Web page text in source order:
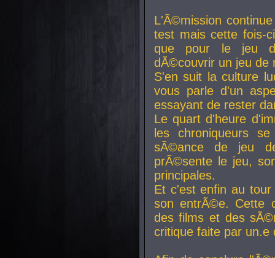
L'Ã©mission
test mais cette fois-
que pour le jeu
dÃ©couvrir un jeu de
S'en suit la culture
vous parle d'un
essayant de rester
Le quart d'heure
les chroniqueurs
sÃ©ance de jeu
prÃ©sente le jeu,
principales.
Et c'est enfin au
son entrÃ©e. Cette
des films et des
critique faite par